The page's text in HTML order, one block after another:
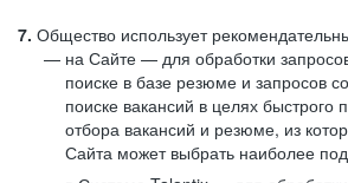
7. Общество использует
на Сайте — для обработки
поиске в базе резюме и запросов
поиске вакансий в целях быстрого
отбора вакансий и резюме, из
Сайта может выбрать наиболее